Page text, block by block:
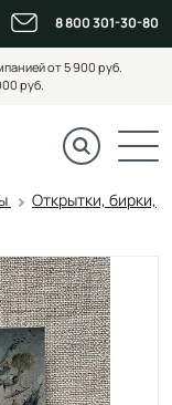
8 800 301-30-80
от 5 900 руб.
руб.
Открытки, бирки,